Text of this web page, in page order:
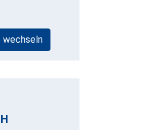
wechseln